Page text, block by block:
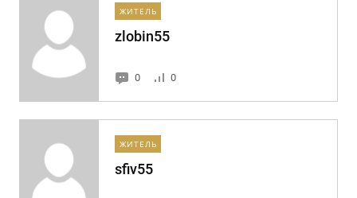
ЖИТЕЛЬ
zlobin55
0 0
ЖИТЕЛЬ
sfiv55